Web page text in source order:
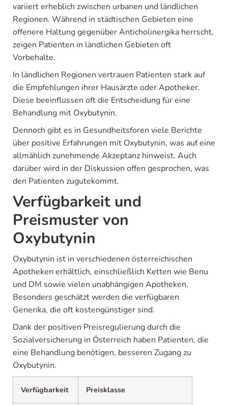
variiert erheblich zwischen urbanen und ländlichen
Regionen. Während in städtischen Gebieten eine
offenere Haltung gegenüber Anticholinergika herrscht,
zeigen Patienten in ländlichen Gebieten oft
Vorbehalte.
In ländlichen Regionen vertrauen Patienten stark auf
die Empfehlungen ihrer Hausärzte oder Apotheker.
Diese beeinflussen oft die Entscheidung für eine
Behandlung mit Oxybutynin.
Dennoch gibt es in Gesundheitsforen viele Berichte
über positive Erfahrungen mit Oxybutynin, was auf eine
allmählich zunehmende Akzeptanz hinweist. Auch
darüber wird in der Diskussion offen gesprochen, was
den Patienten zugutekommt.
Verfügbarkeit und
Preismuster von
Oxybutynin
Oxybutynin ist in verschiedenen österreichischen
Apotheken erhältlich, einschließlich Ketten wie Benu
und DM sowie vielen unabhängigen Apotheken.
Besonders geschätzt werden die verfügbaren
Generika, die oft kostengünstiger sind.
Dank der positiven Preisregulierung durch die
Sozialversicherung in Österreich haben Patienten, die
eine Behandlung benötigen, besseren Zugang zu
Oxybutynin.
Verfügbarkeit Preisklasse